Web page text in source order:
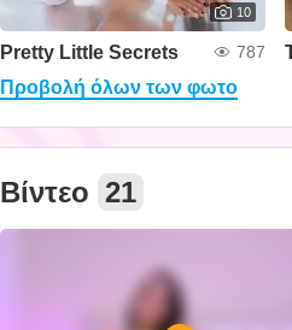
10
Pretty Little Secrets 787
Προβολή όλων των φωτο
Βίντεο 21